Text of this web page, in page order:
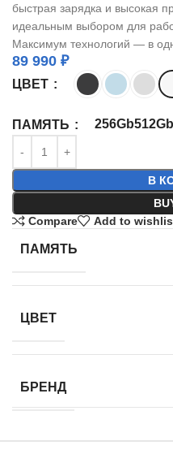
быстрая зарядка и высокая
идеальным выбором для
Максимум технологий — в
89 990 ₽
ЦВЕТ
ПАМЯТЬ 256Gb512Gb
В
Compare
Add to
ПАМЯТЬ
ЦВЕТ
БРЕНД